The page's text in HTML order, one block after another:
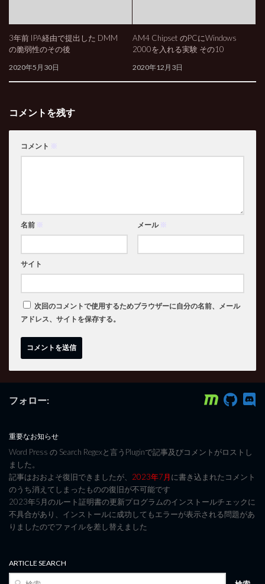
3年前 IPA経由で提出した DMM
の脆弱性のその後
2020年5月30日
AM4 Chipset のPCにWindows
2000を入れる実験 その10
2020年12月3日
コメントを残す
コメント ※
名前 ※ メール ※
サイト
次回のコメントで使用するためブラウザーに自分の名前、メール
アドレス、サイトを保存する。
フォロー:
重要なお知らせ
Word Press の Search Regexと言うPluginで記事及びコメントがロストし
ました。
記事はおおよそ復旧できましたが、 2023年7月に書き込まれたコメント
のうち消えてしまったものの復旧が不可能です
2023年5月のルート証明書の更新プログラムのインストールチェックに
不具合があり、インストールに成功してもエラーが表示される問題があ
りましたのでファイルを差し替えました
ARTICLE SEARCH
検